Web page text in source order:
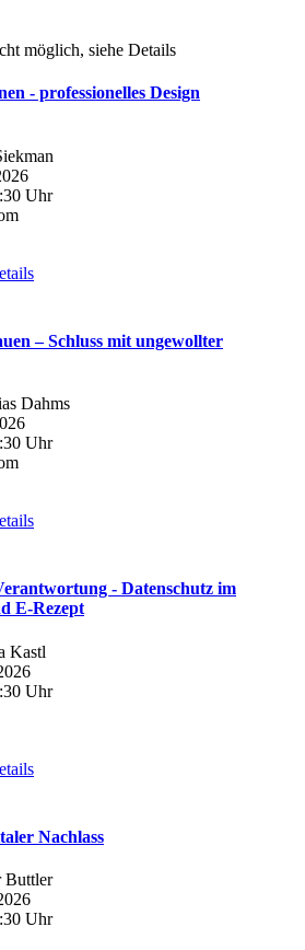
möglich, siehe Details
- professionelles Design
Uhr
– Schluss mit ungewollter
Dahms
Uhr
- Datenschutz im
E-Rezept
Kastl
Uhr
Nachlass
Buttler
Uhr